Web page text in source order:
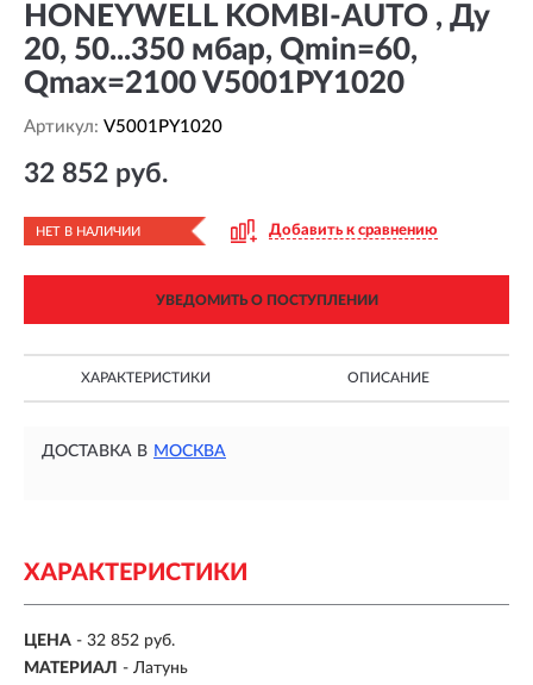
HONEYWELL KOMBI-AUTO , Ду
20, 50...350 мбар, Qmin=60,
Qmax=2100 V5001PY1020
Артикул: V5001PY1020
32 852 руб.
НЕТ В НАЛИЧИИ Добавить к сравнению
УВЕДОМИТЬ О ПОСТУПЛЕНИИ
ХАРАКТЕРИСТИКИ ОПИСАНИЕ
ДОСТАВКА В МОСКВА
ХАРАКТЕРИСТИКИ
ЦЕНА - 32 852 руб.
МАТЕРИАЛ - Латунь